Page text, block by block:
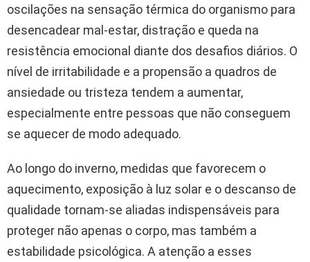
oscilações na sensação térmica do organismo para
desencadear mal-estar, distração e queda na
resistência emocional diante dos desafios diários. O
nível de irritabilidade e a propensão a quadros de
ansiedade ou tristeza tendem a aumentar,
especialmente entre pessoas que não conseguem
se aquecer de modo adequado.
Ao longo do inverno, medidas que favorecem o
aquecimento, exposição à luz solar e o descanso de
qualidade tornam-se aliadas indispensáveis para
proteger não apenas o corpo, mas também a
estabilidade psicológica. A atenção a esses